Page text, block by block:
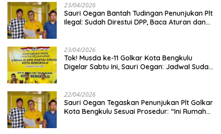
23/04/2026
Sauri Oegan Bantah Tudingan Penunjukan Plt
Ilegal: Sudah Direstui DPP, Baca Aturan dan
23/04/2026
‎Tok! Musda ke-11 Golkar Kota Bengkulu
Digelar Sabtu Ini, Sauri Oegan: Jadwal Sudah
22/04/2026
Sauri Oegan Tegaskan Penunjukan Plt Golkar
Kota Bengkulu Sesuai Prosedur: “Ini Rumah